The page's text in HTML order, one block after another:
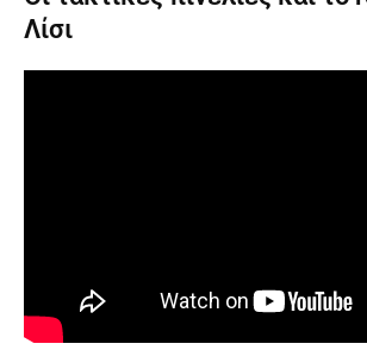
Λίσι